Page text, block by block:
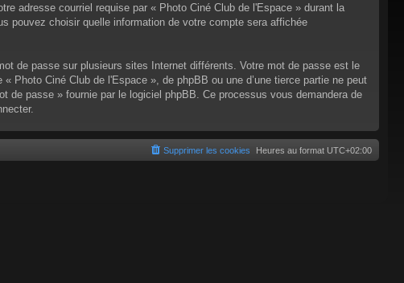
adresse courriel requise par « Photo Ciné Club de l'Espace » durant la
pouvez choisir quelle information de votre compte sera affichée
de passe sur plusieurs sites Internet différents. Votre mot de passe est le
Photo Ciné Club de l'Espace », de phpBB ou une d’une tierce partie ne peut
passe » fournie par le logiciel phpBB. Ce processus vous demandera de
Heures au format UTC+02:00
Supprimer les cookies